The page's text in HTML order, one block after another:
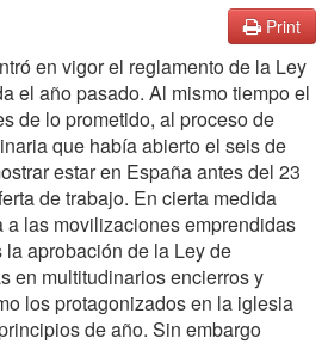
Print
en vigor el reglamento de la Ley
el año pasado. Al mismo tiempo el
de lo prometido, al proceso de
que había abierto el seis de
estar en España antes del 23
de trabajo. En cierta medida
a las movilizaciones emprendidas
aprobación de la Ley de
en multitudinarios encierros y
los protagonizados en la iglesia
de año. Sin embargo